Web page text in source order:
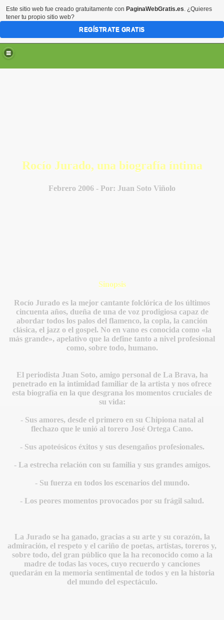
Rocío Jurado, una biografía íntima
Febrero 2006 - Por: Juan Soto Viñolo
Sinopsis
Rocío Jurado es la mejor cantante folclórica de los últimos
cincuenta años, dueña de una de voz prodigiosa capaz de
abordar todos los palos del flamenco, la copla, la canción
clásica, el jazz o el gospel. No en vano es conocida como «la
más grande», apelativo que la define tanto a nivel profesional
como, sobre todo, humano.
El periodista Juan Soto, amigo personal de La Brava, ha
penetrado en la intimidad familiar de la artista y nos ofrece
esta biografía en la que desgrana los momentos cruciales de
su vida:
- Sus amores, desde el primero en su Chipiona natal al
flechazo que le unió al torero José Ortega Cano.
- Sus apoteósicos éxitos y sus desengaños profesionales.
- La estrecha relación con su familia y sus grandes amigos.
- Su fuerza en todos los escenarios del mundo.
- Los peores momentos provocados por su frágil salud.
La Jurado se ha ganado, gracias a su arte y su corazón, la
admiración, el respeto y el cariño de poetas, artistas, toreros y,
sobre todo, del gran público que la ha reconocido como a la
madre de todas las voces, cuyo recuerdo y canciones
quedarán en la memoria sentimental de todos y en la historia
del mundo del espectáculo.
Este sitio web fue creado gratuitamente con PaginaWebGratis.es. ¿Quieres
tener tu propio sitio web?
REGÍSTRATE GRATIS